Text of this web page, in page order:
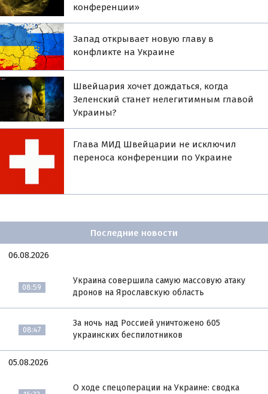
конференции»
Запад открывает новую главу в
конфликте на Украине
Швейцария хочет дождаться, когда
Зеленский станет нелегитимным главой
Украины?
Глава МИД Швейцарии не исключил
переноса конференции по Украине
Последние новости
06.08.2026
08:59
Украина совершила самую массовую атаку
дронов на Ярославскую область
08:47
За ночь над Россией уничтожено 605
украинских беспилотников
05.08.2026
О ходе спецоперации на Украине: сводка